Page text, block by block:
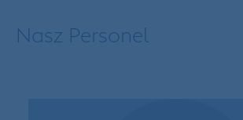
Nasz Personel